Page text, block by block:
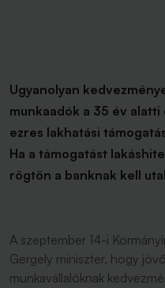
Ugyanolyan
munkaadók a 35 év
ezres lakhatási
Ha a támogatást
rögtön a banknak kell
A szeptember 14-i
Gergely miniszter, hogy
munkavállalóknak